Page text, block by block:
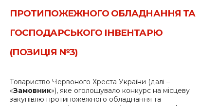
ПРОТИПОЖЕЖНОГО ОБЛАДНАННЯ ТА
ГОСПОДАРСЬКОГО ІНВЕНТАРЮ
(ПОЗИЦІЯ №3)
Товариство Червоного Хреста України (далі –
«Замовник»), яке оголошувало конкурс на місцеву
закупівлю протипожежного обладнання та